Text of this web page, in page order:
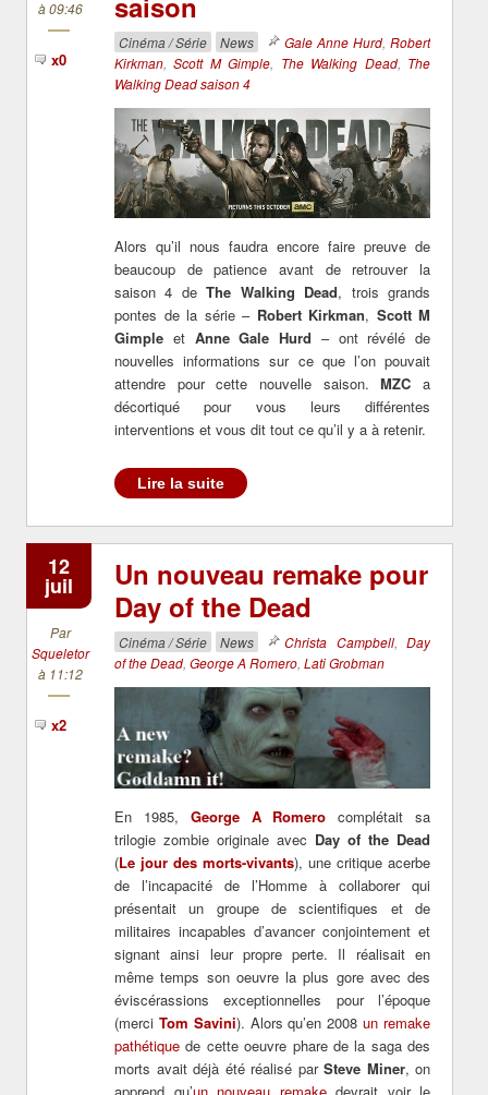
à 09:46
x0
Cinéma / Série News Gale Anne Hurd, Robert
Kirkman,Scott M Gimple, The Walking Dead, The
Walking Dead saison 4
Alors qu’il nous faudra encore faire preuve de
beaucoup de patience avant de retrouver la
saison 4 deThe Walking Dead, trois grands
pontes de la série – Robert Kirkman, Scott M
Gimple et Anne Gale Hurd – ont révélé de
nouvelles informations sur ce que l’on pouvait
attendre pour cette nouvelle saison.MZC a
décortiqué pour vous leurs différentes
interventions et vous dit tout ce qu’il y a à retenir.
Lire la suite
12
juil
Par
Squeletor
à 11:12
x2
Un nouveau remake pour
Day of the Dead
Cinéma / Série News Christa Campbell, Day
of the Dead, George A Romero, Lati Grobman
En 1985, George A Romero complétait sa
trilogie zombie originale avec Day of the Dead
(Le jour des morts-vivants), une critique acerbe
de l’incapacité de l’Homme à collaborer qui
présentait un groupe de scientifiques et de
militaires incapables d’avancer conjointement et
signant ainsi leur propre perte. Il réalisait en
même temps son oeuvre la plus gore avec des
éviscérassions exceptionnelles pour l’époque
(merci Tom Savini). Alors qu’en 2008un remake
pathétique de cette oeuvre phare de la saga des
morts avait déjà été réalisé par Steve Miner, on